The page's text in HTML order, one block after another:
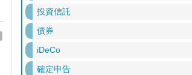
投資信託
債券
iDeCo
確定申告